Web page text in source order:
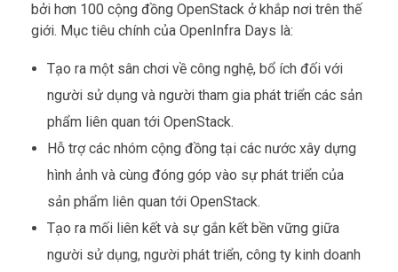
bởi hơn 100 cộng đồng OpenStack ở khắp nơi trên thế
giới. Mục tiêu chính của OpenInfra Days là:
Tạo ra một sân chơi về công nghệ, bổ ích đối với
người sử dụng và người tham gia phát triển các sản
phẩm liên quan tới OpenStack.
Hỗ trợ các nhóm cộng đồng tại các nước xây dựng
hình ảnh và cùng đóng góp vào sự phát triển của
sản phẩm liên quan tới OpenStack.
Tạo ra mối liên kết và sự gắn kết bền vững giữa
người sử dụng, người phát triển, công ty kinh doanh